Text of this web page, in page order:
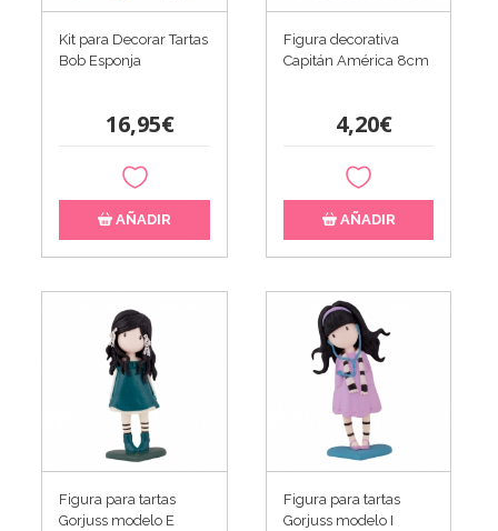
Kit para Decorar Tartas
Bob Esponja
16,95€
AÑADIR
Figura decorativa
Capitán América 8cm
4,20€
AÑADIR
Figura para tartas
Gorjuss modelo E
Figura para tartas
Gorjuss modelo I